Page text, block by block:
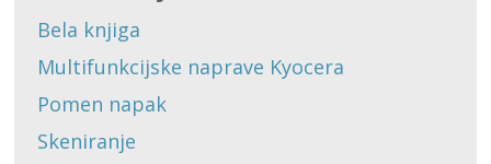
Bela knjiga
Multifunkcijske naprave Kyocera
Pomen napak
Skeniranje